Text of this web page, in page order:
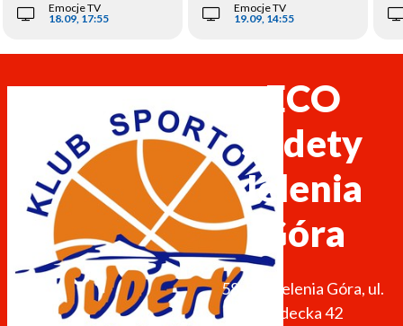
Emocje TV
18.09, 17:55
Emocje TV
19.09, 14:55
ECO
Sudety
Jelenia
Góra
58-500 Jelenia Góra, ul.
Sudecka 42